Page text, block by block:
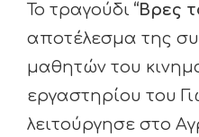
Το τραγούδι “Βρες
αποτέλεσμα της
μαθητών του
εργαστηρίου του
λειτούργησε στο